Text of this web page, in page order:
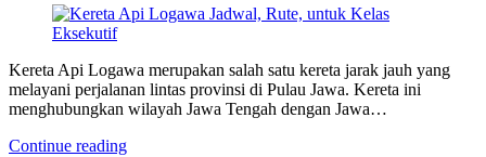
Kereta Api Logawa merupakan salah satu kereta jarak jauh yang
melayani perjalanan lintas provinsi di Pulau Jawa. Kereta ini
menghubungkan wilayah Jawa Tengah dengan Jawa…
Continue reading